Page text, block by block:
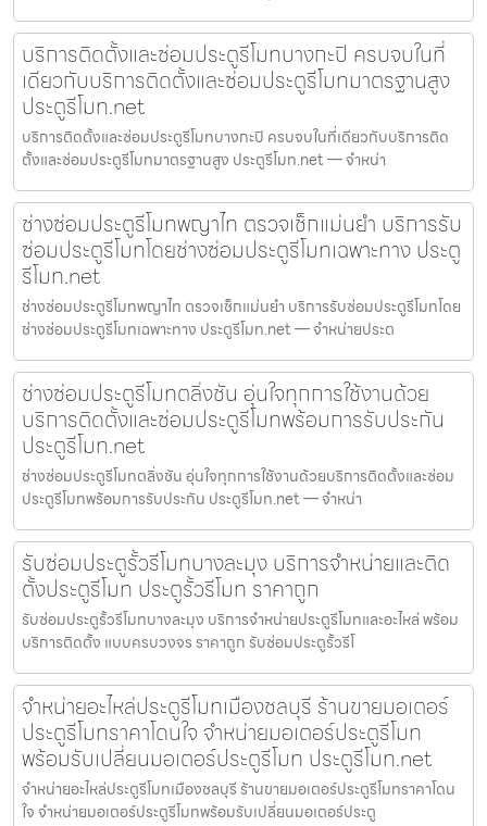
บริการติดตั้งและซ่อมประตูรีโมทบางกะปิ ครบจบในที่
เดียวกับบริการติดตั้งและซ่อมประตูรีโมทมาตรฐานสูง
ประตูรีโมท.net
บริการติดตั้งและซ่อมประตูรีโมทบางกะปิ ครบจบในที่เดียวกับบริการติด
ตั้งและซ่อมประตูรีโมทมาตรฐานสูง ประตูรีโมท.net — จำหน่า
ช่างซ่อมประตูรีโมทพญาไท ตรวจเช็กแม่นยำ บริการรับ
ซ่อมประตูรีโมทโดยช่างซ่อมประตูรีโมทเฉพาะทาง ประตู
รีโมท.net
ช่างซ่อมประตูรีโมทพญาไท ตรวจเช็กแม่นยำ บริการรับซ่อมประตูรีโมทโดย
ช่างซ่อมประตูรีโมทเฉพาะทาง ประตูรีโมท.net — จำหน่ายประต
ช่างซ่อมประตูรีโมทตลิ่งชัน อุ่นใจทุกการใช้งานด้วย
บริการติดตั้งและซ่อมประตูรีโมทพร้อมการรับประกัน
ประตูรีโมท.net
ช่างซ่อมประตูรีโมทตลิ่งชัน อุ่นใจทุกการใช้งานด้วยบริการติดตั้งและซ่อม
ประตูรีโมทพร้อมการรับประกัน ประตูรีโมท.net — จำหน่า
รับซ่อมประตูรั้วรีโมทบางละมุง บริการจำหน่ายและติด
ตั้งประตูรีโมท ประตูรั้วรีโมท ราคาถูก
รับซ่อมประตูรั้วรีโมทบางละมุง บริการจำหน่ายประตูรีโมทและอะไหล่ พร้อม
บริการติดตั้ง แบบครบวงจร ราคาถูก รับซ่อมประตูรั้วรีโ
จำหน่ายอะไหล่ประตูรีโมทเมืองชลบุรี ร้านขายมอเตอร์
ประตูรีโมทราคาโดนใจ จำหน่ายมอเตอร์ประตูรีโมท
พร้อมรับเปลี่ยนมอเตอร์ประตูรีโมท ประตูรีโมท.net
จำหน่ายอะไหล่ประตูรีโมทเมืองชลบุรี ร้านขายมอเตอร์ประตูรีโมทราคาโดน
ใจ จำหน่ายมอเตอร์ประตูรีโมทพร้อมรับเปลี่ยนมอเตอร์ประตู